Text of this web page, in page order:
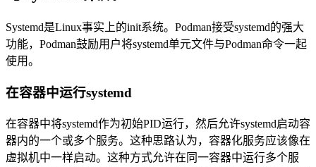
Systemd是Linux事实上的init系统。Podman接受systemd的强大
功能，Podman鼓励用户将systemd单元文件与Podman命令一起
使用。
在容器中运行systemd
在容器中将systemd作为初始PID运行，然后允许systemd启动容
器内的一个或多个服务。这种思路认为，容器化服务应该像在
虚拟机中一样启动。这种方式允许在同一容器中运行多个服